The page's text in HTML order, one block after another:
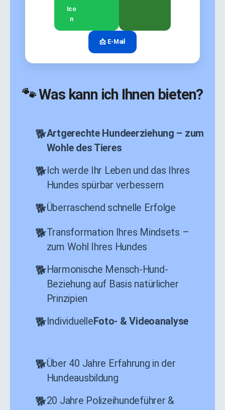
📩 E-Mail
🐾 Was kann ich Ihnen bieten?
Artgerechte Hundeerziehung – zum
Wohle des Tieres
Ich werde Ihr Leben und das Ihres
Hundes spürbar verbessern
Überraschend schnelle Erfolge
Transformation Ihres Mindsets –
zum Wohl Ihres Hundes
Harmonische Mensch-Hund-
Beziehung auf Basis natürlicher
Prinzipien
IndividuelleFoto- & Videoanalyse
Über 40 Jahre Erfahrung in der
Hundeausbildung
20 Jahre Polizeihundeführer &